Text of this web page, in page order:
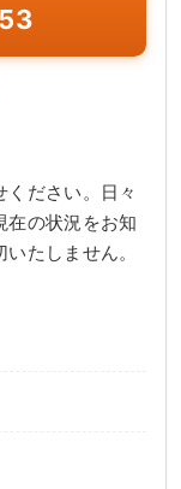
ください。日々
在の状況をお知
たしません。